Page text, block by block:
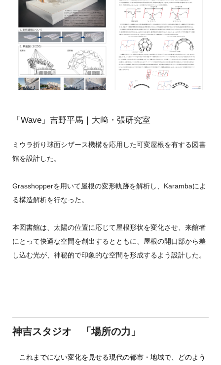
「Wave」吉野平馬｜大﨑・張研究室
ミウラ折り球面シザース機構を応用した可変屋根を有する図書
館を設計した。
Grasshopperを用いて屋根の変形軌跡を解析し、Karambaによ
る構造解析を行なった。
本図書館は、太陽の位置に応じて屋根形状を変化させ、来館者
にとって快適な空間を創出するとともに、屋根の開口部から差
し込む光が、神秘的で印象的な空間を形成するよう設計した。
神吉スタジオ 「場所の力」
これまでにない変化を見せる現代の都市・地域で、どのよう